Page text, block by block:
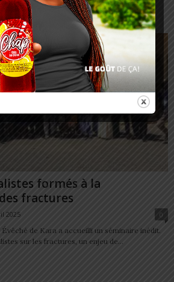
un souffle d’espoir a traversé les murs de...
formés à la
fractures
2025
0
de Kara a accueilli un séminaire inédit.
sur les fractures, un enjeu de...